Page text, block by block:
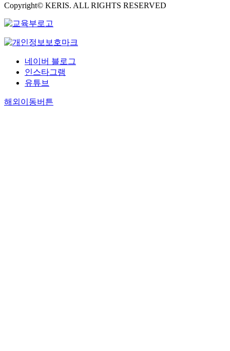
Copyright© KERIS. ALL RIGHTS RESERVED
네이버 블로그
인스타그램
유튜브
해외이동버튼